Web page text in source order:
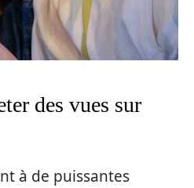
des vues sur
à de puissantes